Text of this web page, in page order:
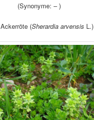
(Synonyme: – )
Ackerröte (Sherardia arvensis L.)